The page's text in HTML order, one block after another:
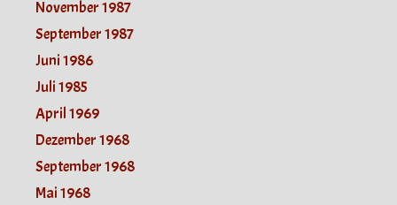
November 1987
September 1987
Juni 1986
Juli 1985
April 1969
Dezember 1968
September 1968
Mai 1968